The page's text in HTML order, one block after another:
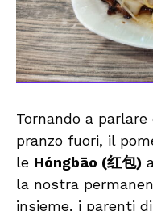
Tornando a
pranzo fuori, il
le Hóngbāo (红包)
la nostra
insieme, i parenti